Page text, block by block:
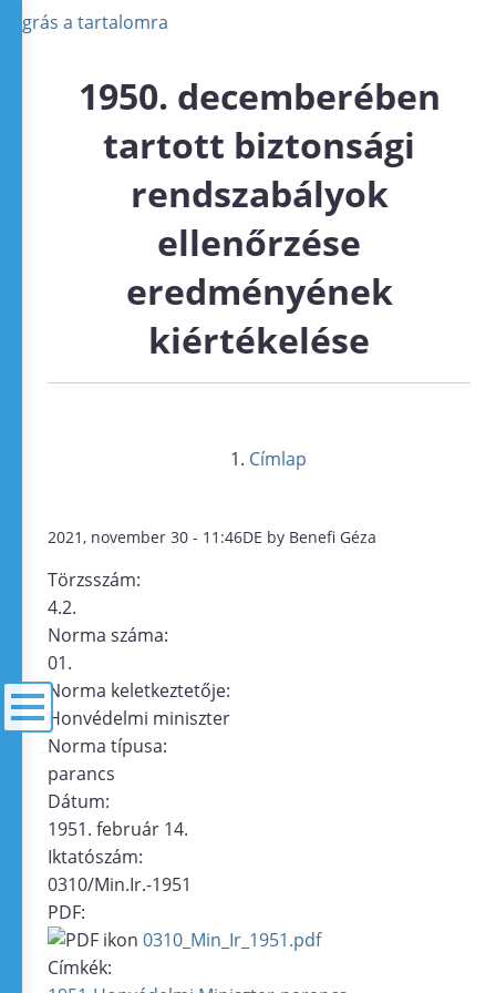
Ugrás a tartalomra
1950. decemberében
tartott biztonsági
rendszabályok
ellenőrzése
eredményének
kiértékelése
Címlap
2021, november 30 - 11:46DE by Benefi Géza
Törzsszám:
4.2.
Norma száma:
01.
Norma keletkeztetője:
Honvédelmi miniszter
Norma típusa:
parancs
Dátum:
1951. február 14.
Iktatószám:
0310/Min.Ir.-1951
PDF:
0310_Min_Ir_1951.pdf
Címkék: